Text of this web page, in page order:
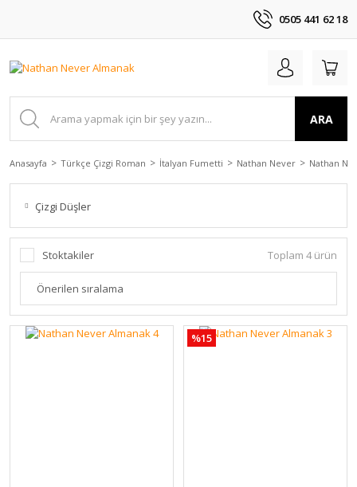
0505 441 62 18
ARA
Anasayfa Türkçe Çizgi Roman İtalyan Fumetti Nathan Never Nathan
Çizgi Düşler
Stoktakiler Toplam 4 ürün
%15